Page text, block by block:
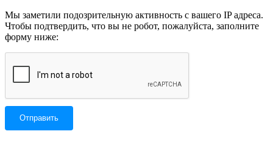
Мы заметили подозрительную активность с вашего IP адреса.
Чтобы подтвердить, что вы не робот, пожалуйста, заполните
форму ниже: